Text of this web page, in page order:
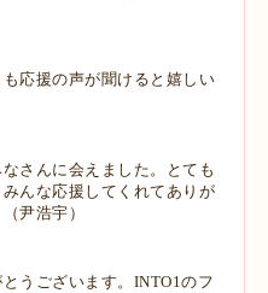
応援の声が聞けると嬉しい
さんに会えました。とても
んな応援してくれてありが
尹浩宇）
うございます。INTO1のフ